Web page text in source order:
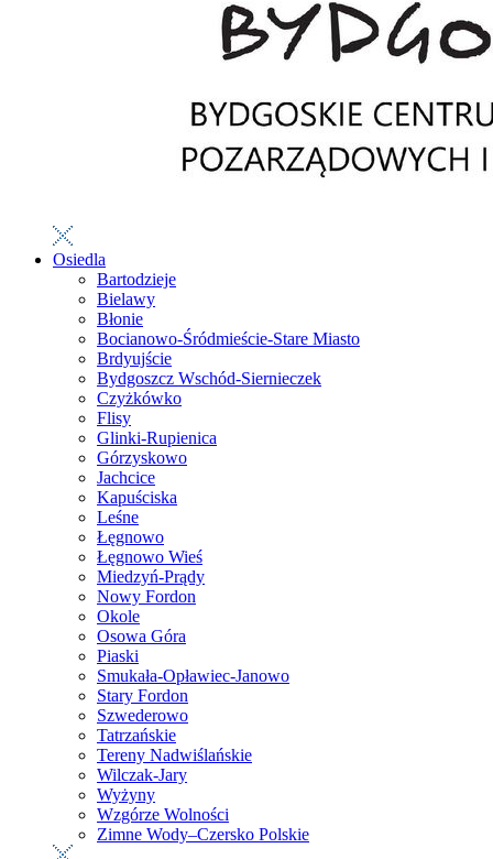
Osiedla
Bartodzieje
Bielawy
Błonie
Bocianowo-Śródmieście-Stare Miasto
Brdyujście
Bydgoszcz Wschód-Siernieczek
Czyżkówko
Flisy
Glinki-Rupienica
Górzyskowo
Jachcice
Kapuściska
Leśne
Łęgnowo
Łęgnowo Wieś
Miedzyń-Prądy
Nowy Fordon
Okole
Osowa Góra
Piaski
Smukała-Opławiec-Janowo
Stary Fordon
Szwederowo
Tatrzańskie
Tereny Nadwiślańskie
Wilczak-Jary
Wyżyny
Wzgórze Wolności
Zimne Wody–Czersko Polskie